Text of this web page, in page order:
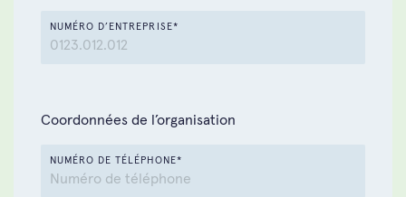
NUMÉRO D’ENTREPRISE*
Coordonnées de l’organisation
NUMÉRO DE TÉLÉPHONE*